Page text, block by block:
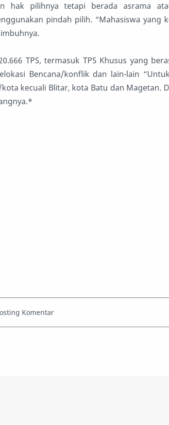
hak pilihnya tetapi berada asrama
pindah pilih. “Mahasiswa yang
TPS, termasuk TPS Khusus yang
Bencana/konflik dan lain-lain
kecuali Blitar, kota Batu dan Magetan.